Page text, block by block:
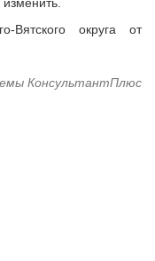
Вятского округа от
КонсультантПлюс